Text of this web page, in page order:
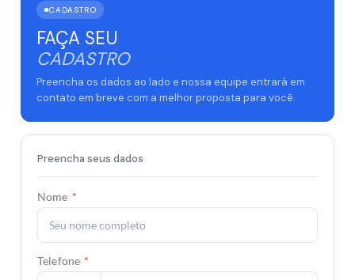
CADASTRO
FAÇA SEU
CADASTRO
Preencha os dados ao lado e nossa equipe entrará em
contato em breve com a melhor proposta para você.
Preencha seus dados
Nome *
Telefone *